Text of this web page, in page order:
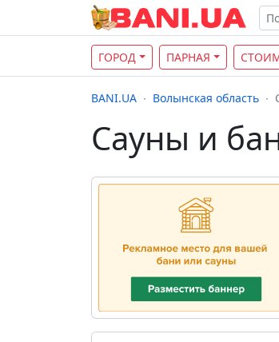
ГОРОД ПАРНАЯ
BANI.UA Волынская область
Сауны и